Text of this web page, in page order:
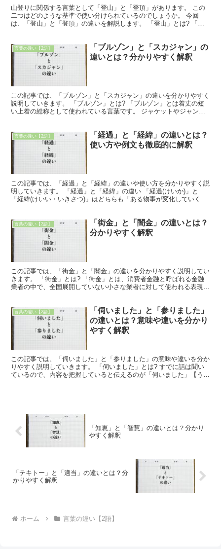
山登りに関係する言葉として「登山」と「登頂」があります。 この
二つはどのような基準で使い分けられているのでしょうか。 今回
は、「登山」と「登頂」の違いを解説します。 「登山」とは? 「登
言葉の違い【2語】
「ブルゾン」と「スカジャン」の
違いとは？分かりやすく解釈
この記事では、「ブルゾン」と「スカジャン」の違いを分かりやすく
説明していきます。 「ブルゾン」とは? 「ブルゾン」とは着丈の短
い上着の総称として使われている言葉です。 ジャケットやジャンパ
言葉の違い【2語】
「経過」と「経緯」の違いとは？
使い方や例文も徹底的に解釈
この記事では、「経過」と「経緯」の違いや使い方を分かりやすく説
明していきます。 「経過」と「経緯」の違い 「経過(けいか)」と
「経緯(けいい・いきさつ)」はどちらも「ある物事が変化していく過
言葉の違い【2語】
「街金」と「闇金」の違いとは？
分かりやすく解釈
この記事では、「街金」と「闇金」の違いを分かりやすく説明してい
きます。 「街金」とは? 「街金」とは、消費者金融と呼ばれる金融
業者の中で、全国展開していない小さな業者に対して使われる表現で
言葉の違い【2語】
「伺いました」と「参りました」
の違いとは？意味や違いを分かり
やすく解釈
この記事では、「伺いました」と「参りました」の意味や違いを分か
りやすく説明していきます。 「伺いました」とは? すでに話は聞い
ているので、内容を把握していると伝えるのが「伺いました」【うか
「知恵」と「智慧」の違いとは？分かり
やすく解釈
「テキトー」と「適当」の違いとは？分
かりやすく解釈
ホーム 言葉の違い【2語】